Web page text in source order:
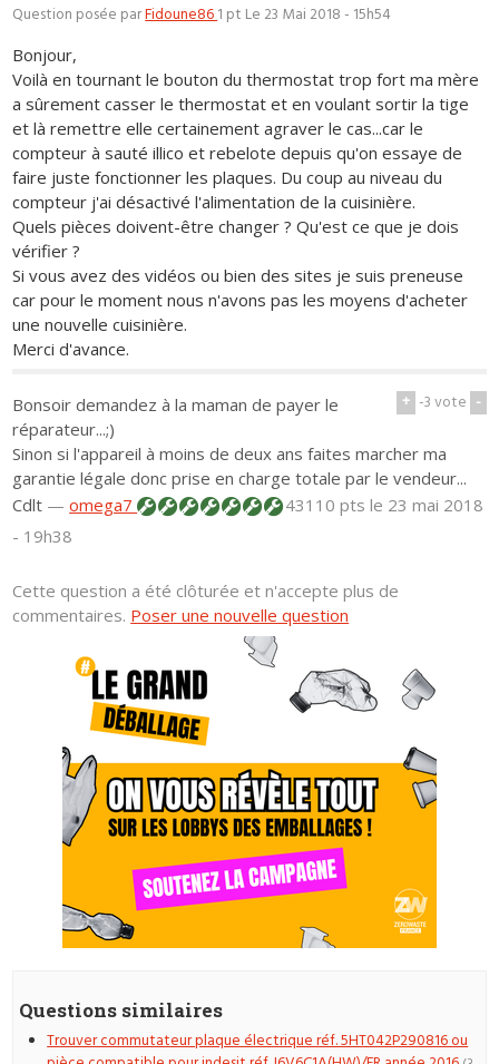
Question posée parFidoune861 pt Le 23 Mai 2018 - 15h54
Bonjour,
Voilà en tournant le bouton du thermostat trop fort ma mère
a sûrement casser le thermostat et en voulant sortir la tige
et là remettre elle certainement agraver le cas...car le
compteur à sauté illico et rebelote depuis qu'on essaye de
faire juste fonctionner les plaques. Du coup au niveau du
compteur j'ai désactivé l'alimentation de la cuisinière.
Quels pièces doivent-être changer ? Qu'est ce que je dois
vérifier ?
Si vous avez des vidéos ou bien des sites je suis preneuse
car pour le moment nous n'avons pas les moyens d'acheter
une nouvelle cuisinière.
Merci d'avance.
+ -3vote -
Bonsoir demandez à la maman de payer le
réparateur...;)
Sinon si l'appareil à moins de deux ans faites marcher ma
garantie légale donc prise en charge totale par le vendeur...
Cdlt —omega7 43110 ptsle 23 mai 2018
- 19h38
Cette question a été clôturée et n'accepte plus de
commentaires. Poser une nouvelle question
Questions similaires
Trouver commutateur plaque électrique réf. 5HT042P290816 ou